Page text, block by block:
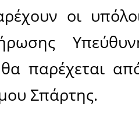
Για την